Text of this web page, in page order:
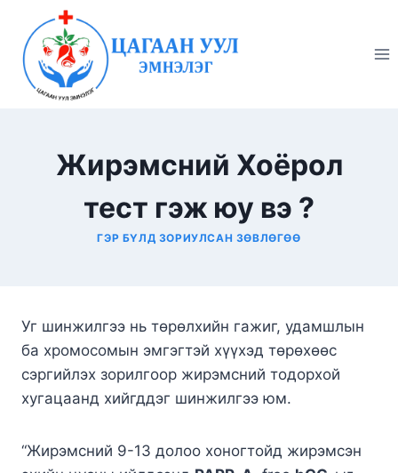
content
Жирэмсний Хоёрол
тест гэж юу вэ ?
ГЭР БҮЛД ЗОРИУЛСАН ЗӨВЛӨГӨӨ
Уг шинжилгээ нь төрөлхийн гажиг, удамшлын
ба хромосомын эмгэгтэй хүүхэд төрөхөөс
сэргийлэх зорилгоор жирэмсний тодорхой
хугацаанд хийгддэг шинжилгээ юм.
“Жирэмсний 9-13 долоо хоногтойд жирэмсэн